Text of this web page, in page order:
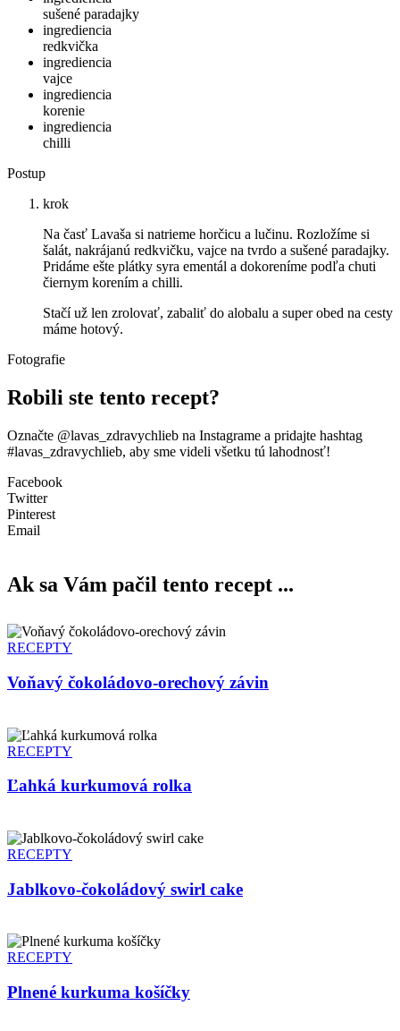
sušené paradajky
ingrediencia
redkvička
ingrediencia
vajce
ingrediencia
korenie
ingrediencia
chilli
Postup
krok
Na časť Lavaša si natrieme horčicu a lučinu. Rozložíme si
šalát, nakrájanú redkvičku, vajce na tvrdo a sušené paradajky.
Pridáme ešte plátky syra ementál a dokoreníme podľa chuti
čiernym korením a chilli.
Stačí už len zrolovať, zabaliť do alobalu a super obed na cesty
máme hotový.
Fotografie
Robili ste tento recept?
Označte @lavas_zdravychlieb na Instagrame a pridajte hashtag
#lavas_zdravychlieb, aby sme videli všetku tú lahodnosť!
Facebook
Twitter
Pinterest
Email
Ak sa Vám pačil tento recept ...
RECEPTY
Voňavý čokoládovo-orechový závin
RECEPTY
Ľahká kurkumová rolka
RECEPTY
Jablkovo-čokoládový swirl cake
RECEPTY
Plnené kurkuma košíčky